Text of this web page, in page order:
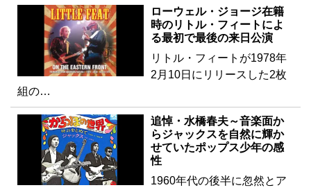
ローウェル・ジョージ在籍
時のリトル・フィートによ
る最初で最後の来日公演
リトル・フィートが1978年
2月10日にリリースした2枚
組の…
追悼・水橋春夫～音楽面か
らジャックスを自然に輝か
せていたポップス少年の感
性
1960年代の後半に忽然とア